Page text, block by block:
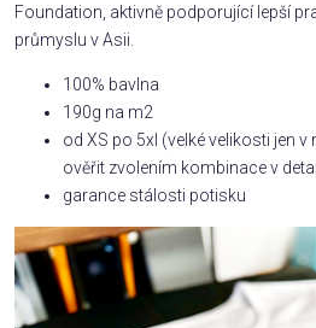
Foundation, aktivně podporující lepší
průmyslu v Asii.
100% bavlna
190g na m2
od XS po 5xl (velké velikosti jen
ověřit zvolením kombinace v
garance stálosti potisku